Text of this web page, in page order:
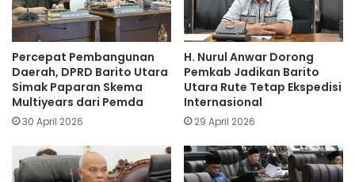
Percepat Pembangunan
Daerah, DPRD Barito Utara
Simak Paparan Skema
Multiyears dari Pemda
30 April 2026
H. Nurul Anwar Dorong
Pemkab Jadikan Barito
Utara Rute Tetap Ekspedisi
Internasional
29 April 2026